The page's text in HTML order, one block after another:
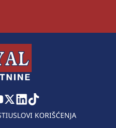
USLOVI KORIŠĆENJA